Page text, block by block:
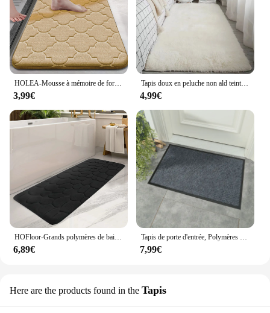
HOLEA-Mousse à mémoire de forme anti-ald pour salle de bain, anti-virus ultra doux, anti-dérapant, absorbant l'eau, lavable en machine
3,99€
Tapis doux en peluche non ald teint en vrac, tapis moelleux, shag flou, tapis de chevet, salon, chambre à coucher
4,99€
HOFloor-Grands polymères de bain absorbants d'eau, Polymères de porte, Anti-ald, Décoration de la maison
6,89€
Tapis de porte d'entrée, Polymères de sol, Bureau, Maison, Cuisine, Anti-ALD, Polymères anti-chute, Extérieur
7,99€
Here are the products found in the Tapis